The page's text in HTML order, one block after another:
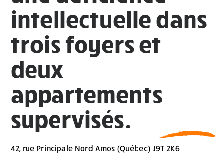
intellectuelle dans
trois foyers et
deux
appartements
supervisés.
42, rue Principale Nord Amos (Québec) J9T 2K6